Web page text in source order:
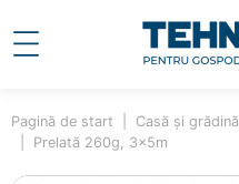
Pagină de start Casă și grădină
Prelată 260g, 3x5m